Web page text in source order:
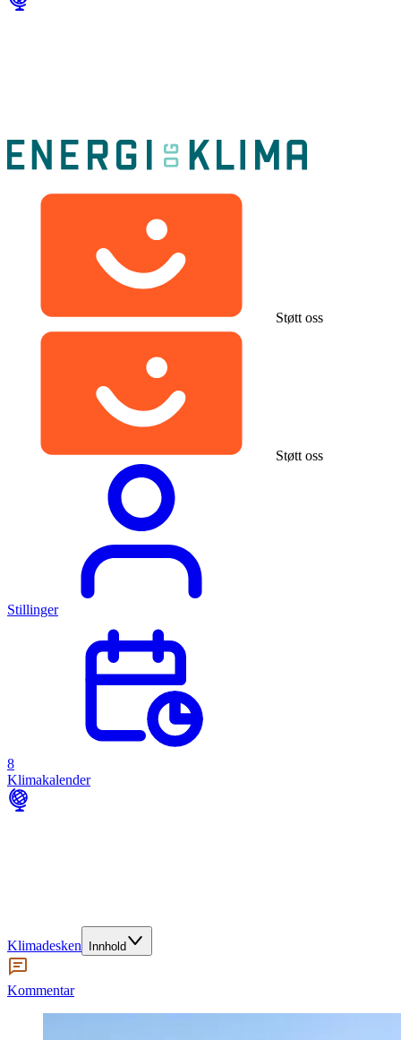
Støtt oss
Støtt oss
Stillinger
8
Klimakalender
Klimadesken Innhold
Kommentar